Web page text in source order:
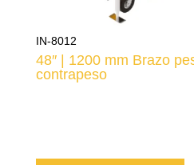
IN-8012
48″ | 1200 mm Brazo
contrapeso